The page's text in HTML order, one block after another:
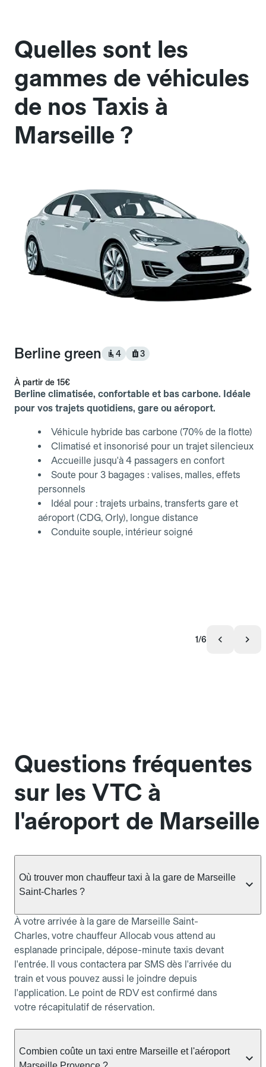
Quelles sont les
gammes de véhicules
de nos Taxis à
Marseille ?
Berline green 4 3
À partir de 15€
Berline climatisée, confortable et bas carbone. Idéale
pour vos trajets quotidiens, gare ou aéroport.
Véhicule hybride bas carbone (70% de la flotte)
Climatisé et insonorisé pour un trajet silencieux
Accueille jusqu'à 4 passagers en confort
Soute pour 3 bagages : valises, malles, effets
personnels
Idéal pour : trajets urbains, transferts gare et
aéroport (CDG, Orly), longue distance
Conduite souple, intérieur soigné
1/6
Questions fréquentes
sur les VTC à
l'aéroport de Marseille
Où trouver mon chauffeur taxi à la gare de Marseille
Saint-Charles ?
À votre arrivée à la gare de Marseille Saint-
Charles, votre chauffeur Allocab vous attend au
esplanade principale, dépose-minute taxis devant
l'entrée. Il vous contactera par SMS dès l'arrivée du
train et vous pouvez aussi le joindre depuis
l'application. Le point de RDV est confirmé dans
votre récapitulatif de réservation.
Combien coûte un taxi entre Marseille et l'aéroport